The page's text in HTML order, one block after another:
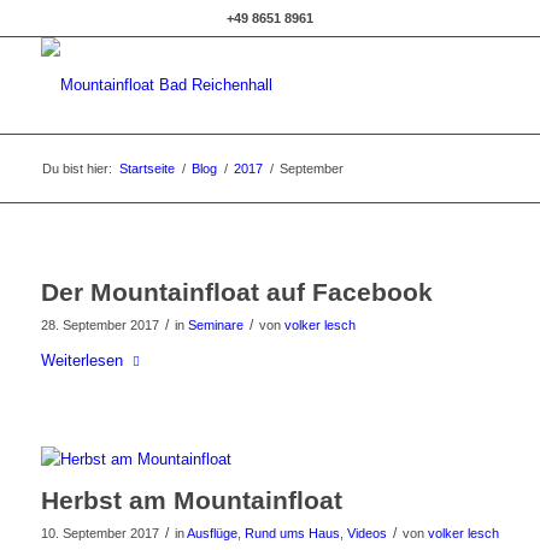
+49 8651 8961
Du bist hier: Startseite / Blog / 2017 / September
Der Mountainfloat auf Facebook
28. September 2017 / in Seminare / von volker lesch
Weiterlesen
Herbst am Mountainfloat
10. September 2017 / inAusflüge, Rund ums Haus Videos / von volker lesch